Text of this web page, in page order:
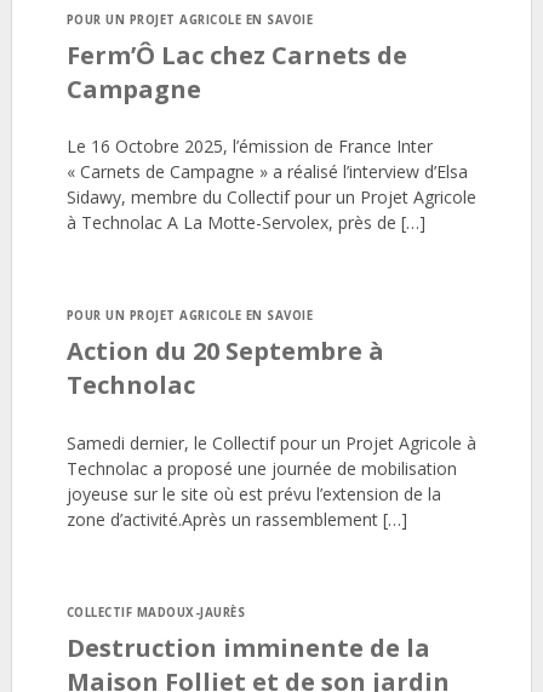
POUR UN PROJET AGRICOLE EN SAVOIE
Ferm’Ô Lac chez Carnets de
Campagne
Le 16 Octobre 2025, l’émission de France Inter
« Carnets de Campagne » a réalisé l’interview d’Elsa
Sidawy, membre du Collectif pour un Projet Agricole
à Technolac A La Motte-Servolex, près de […]
POUR UN PROJET AGRICOLE EN SAVOIE
Action du 20 Septembre à
Technolac
Samedi dernier, le Collectif pour un Projet Agricole à
Technolac a proposé une journée de mobilisation
joyeuse sur le site où est prévu l’extension de la
zone d’activité.Après un rassemblement […]
COLLECTIF MADOUX-JAURÈS
Destruction imminente de la
Maison Folliet et de son jardin